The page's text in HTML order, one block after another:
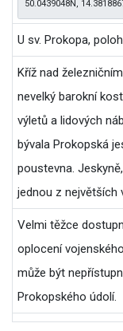
U sv. Prokopa,
Kříž nad
nevelký barokní
výletů a lidových
bývala Prokopská
poustevna.
jednou z největších
Velmi těžce
oplocení
může být
Prokopského údolí.